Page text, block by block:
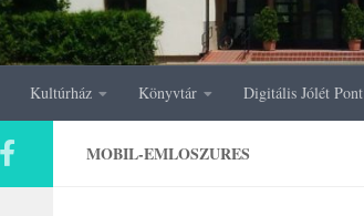
Kultúrház Könyvtár Digitális Jólét Pont
MOBIL-EMLOSZURES